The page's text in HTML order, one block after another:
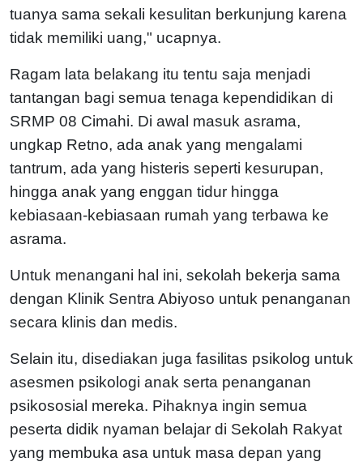
tuanya sama sekali kesulitan berkunjung karena
tidak memiliki uang," ucapnya.
Ragam lata belakang itu tentu saja menjadi
tantangan bagi semua tenaga kependidikan di
SRMP 08 Cimahi. Di awal masuk asrama,
ungkap Retno, ada anak yang mengalami
tantrum, ada yang histeris seperti kesurupan,
hingga anak yang enggan tidur hingga
kebiasaan-kebiasaan rumah yang terbawa ke
asrama.
Untuk menangani hal ini, sekolah bekerja sama
dengan Klinik Sentra Abiyoso untuk penanganan
secara klinis dan medis.
Selain itu, disediakan juga fasilitas psikolog untuk
asesmen psikologi anak serta penanganan
psikososial mereka. Pihaknya ingin semua
peserta didik nyaman belajar di Sekolah Rakyat
yang membuka asa untuk masa depan yang